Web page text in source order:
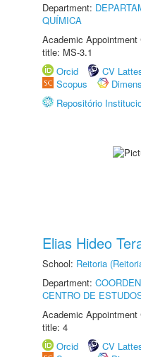
Department:
QUÍMICA
Academic
title: MS-3.1
Orcid
CV
Scopus
Repositório
Elias Hideo
School: Reitoria
Department:
CENTRO DE
Academic
title: 4
Orcid
CV